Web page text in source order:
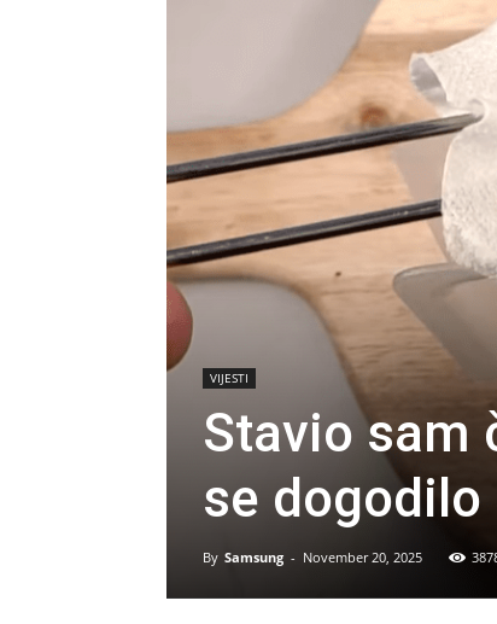
VIJESTI
Stavio sam
se
By Samsung - November 20, 2025